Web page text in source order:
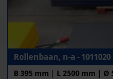
Rollenbaan, n-a - 1011020
B 395 mm | L 2500 mm | Ø